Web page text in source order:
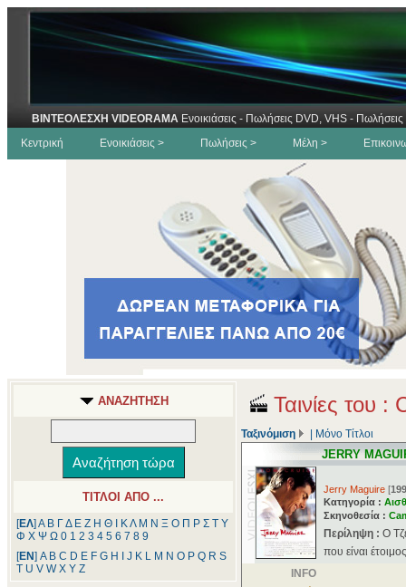
ΒΙΝΤΕΟΛΕΣΧΗ VIDEORAMA Ενοικιάσεις - Πωλήσεις DVD, VHS -
Κεντρική
Ενοικιάσεις > Πωλήσεις > Μέλη >
ΑΝΑΖΗΤΗΣΗ
ΤΙΤΛΟΙ ΑΠΟ ...
[ΕΛ] Α Β ΓΔ Ε Ζ Η Θ ΚΛ Μ Ν Ξ Ο Π Ρ Σ Τ Υ
Φ Χ Ψ Ω 0 1 2 3 4 5 6 7 8 9
[ΕΝ] A B C D E F G H J K L M N O P Q R S
T U V W X Y Z
Ταινίες του
Ταξινόμιση Μόνο Τίτλοι
JERRY
Jerry Maguire [
Κατηγορία :
Σκηνοθεσία :
Περίληψη : Ο
που είναι
INFO